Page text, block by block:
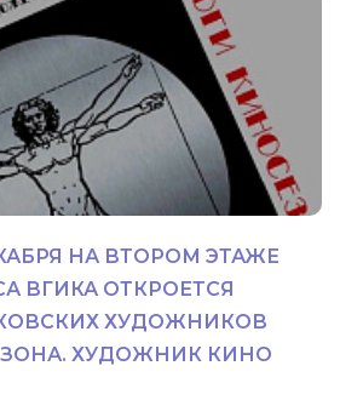
НА ВТОРОМ ЭТАЖЕ
ВГИКА ОТКРОЕТСЯ
ХУДОЖНИКОВ
ХУДОЖНИК КИНО